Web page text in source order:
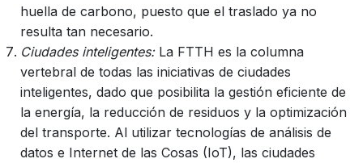
huella de carbono, puesto que el traslado ya no
resulta tan necesario.
Ciudades inteligentes:La FTTH es la columna
vertebral de todas las iniciativas de ciudades
inteligentes, dado que posibilita la gestión eficiente de
la energía, la reducción de residuos y la optimización
del transporte. Al utilizar tecnologías de análisis de
datos e Internet de las Cosas (IoT), las ciudades